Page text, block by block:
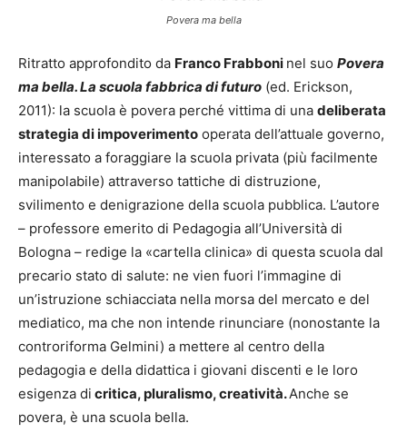
Povera ma bella
Ritratto approfondito da Franco Frabboni nel suo Povera
ma bella. La scuola fabbrica di futuro (ed. Erickson,
2011): la scuola è povera perché vittima di una deliberata
strategia di impoverimento operata dell’attuale governo,
interessato a foraggiare la scuola privata (più facilmente
manipolabile) attraverso tattiche di distruzione,
svilimento e denigrazione della scuola pubblica. L’autore
– professore emerito di Pedagogia all’Università di
Bologna – redige la «cartella clinica» di questa scuola dal
precario stato di salute: ne vien fuori l’immagine di
un’istruzione schiacciata nella morsa del mercato e del
mediatico, ma che non intende rinunciare (nonostante la
controriforma Gelmini) a mettere al centro della
pedagogia e della didattica i giovani discenti e le loro
esigenza di critica, pluralismo, creatività.Anche se
povera, è una scuola bella.